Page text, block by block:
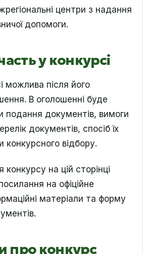
центри з надання
допомоги.
у конкурсі
можлива після його
В оголошенні буде
подання документів, вимоги
документів, спосіб їх
конкурсного відбору.
конкурсу на цій сторінці
на офіційне
матеріали та форму
про конкурс